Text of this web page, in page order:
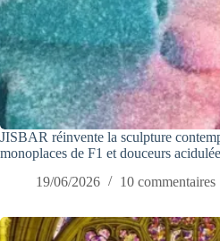
JISBAR réinvente la sculpture
monoplaces de F1 et douceurs
19/06/2026
10 commentaires